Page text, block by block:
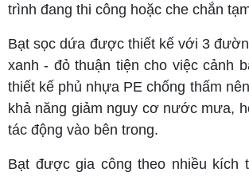
trình đang thi công hoặc che chắn
Bạt sọc dứa được thiết kế với 3
xanh - đỏ thuận tiện cho việc cảnh
thiết kế phủ nhựa PE chống thấm
khả năng giảm nguy cơ nước mưa,
tác động vào bên trong.
Bạt được gia công theo nhiều kích